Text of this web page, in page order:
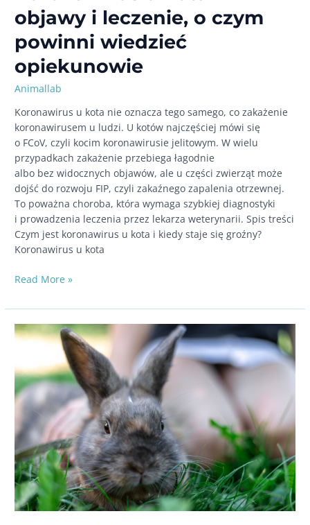
objawy i leczenie, o czym
powinni wiedzieć
opiekunowie
Animallab
Koronawirus u kota nie oznacza tego samego, co zakażenie
koronawirusem u ludzi. U kotów najczęściej mówi się
o FCoV, czyli kocim koronawirusie jelitowym. W wielu
przypadkach zakażenie przebiega łagodnie
albo bez widocznych objawów, ale u części zwierząt może
dojść do rozwoju FIP, czyli zakaźnego zapalenia otrzewnej.
To poważna choroba, która wymaga szybkiej diagnostyki
i prowadzenia leczenia przez lekarza weterynarii. Spis treści
Czym jest koronawirus u kota i kiedy staje się groźny?
Koronawirus u kota
Koronawirus
–
objawy
i leczenie,
powinni
wiedzieć
opiekunowie
Read More »